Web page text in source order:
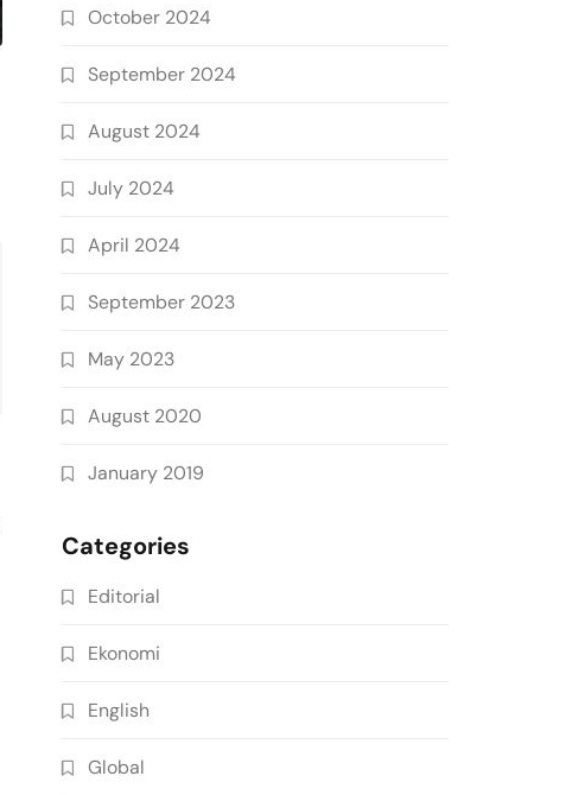
October 2024
September 2024
August 2024
July 2024
April 2024
September 2023
May 2023
August 2020
January 2019
Categories
Editorial
Ekonomi
English
Global